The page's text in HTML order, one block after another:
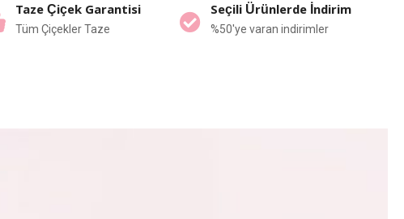
Taze Çiçek Garantisi
Tüm Çiçekler Taze
Seçili Ürünlerde İndirim
%50'ye varan indirimler